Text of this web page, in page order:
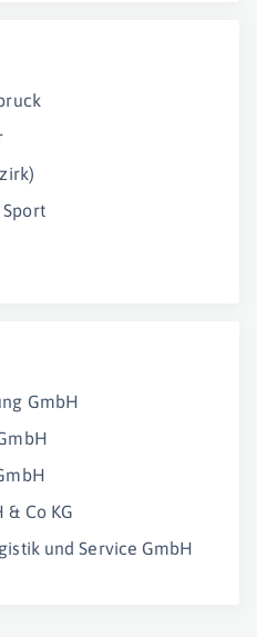
GmbH
Co KG
und Service GmbH